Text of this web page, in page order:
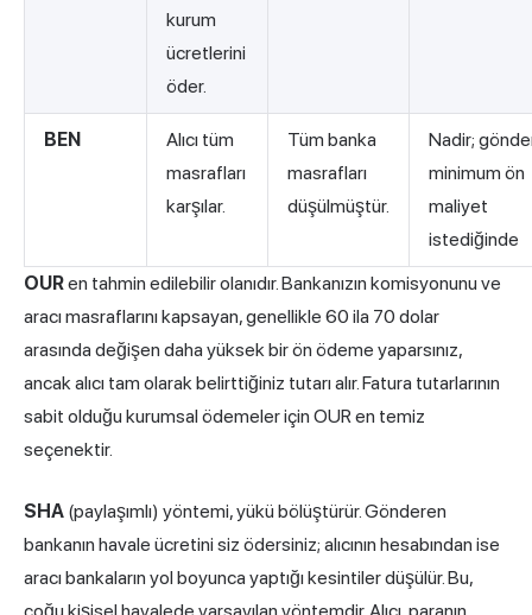
kurum
ücretlerini
öder.
BEN
Alıcı tüm
masrafları
karşılar.
Tüm banka
masrafları
düşülmüştür.
Nadir;
minimum ön
maliyet
istediğinde
OURen tahmin edilebilir olanıdır. Bankanızın komisyonunu ve
aracı masraflarını kapsayan, genellikle 60 ila 70 dolar
arasında değişen daha yüksek bir ön ödeme yaparsınız,
ancak alıcı tam olarak belirttiğiniz tutarı alır. Fatura tutarlarının
sabit olduğu kurumsal ödemeler için OUR en temiz
seçenektir.
SHA (paylaşımlı) yöntemi, yükü bölüştürür. Gönderen
bankanın havale ücretini siz ödersiniz; alıcının hesabından ise
aracı bankaların yol boyunca yaptığı kesintiler düşülür. Bu,